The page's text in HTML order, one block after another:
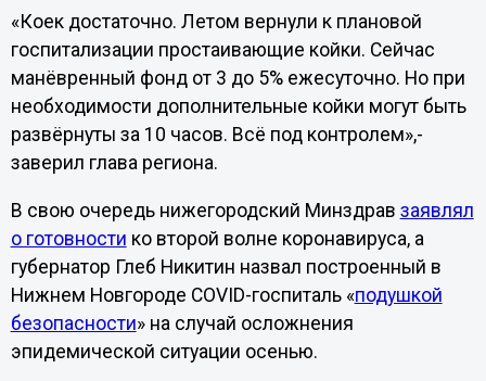
«Коек достаточно. Летом вернули к плановой
госпитализации простаивающие койки. Сейчас
манёвренный фонд от 3 до 5% ежесуточно. Но при
необходимости дополнительные койки могут быть
развёрнуты за 10 часов. Всё под контролем»,-
заверил глава региона.
В свою очередь нижегородский Минздрав заявлял
о готовности ко второй волне коронавируса, а
губернатор Глеб Никитин назвал построенный в
Нижнем Новгороде COVID-госпиталь «подушкой
безопасности» на случай осложнения
эпидемической ситуации осенью.